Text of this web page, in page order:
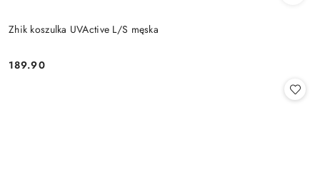
Zhik koszulka UVActive L/S męska
Cena:
189.90